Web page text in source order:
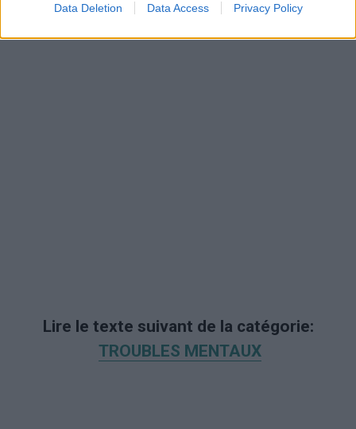
Data Deletion Data Access Privacy Policy
Lire le texte suivant de la catégorie:
TROUBLES MENTAUX